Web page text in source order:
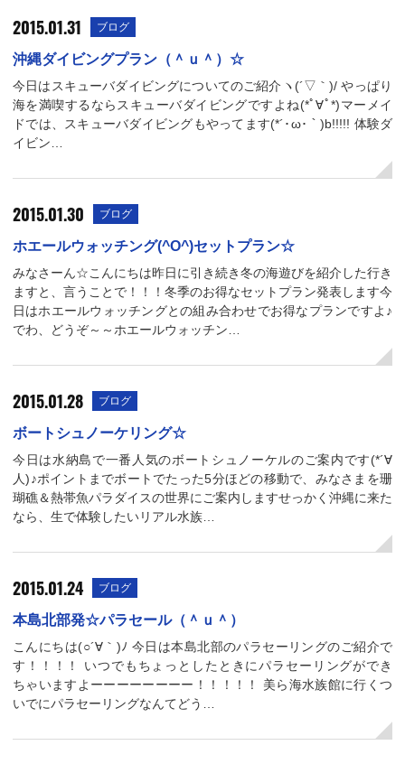
2015.01.31 ブログ
沖縄ダイビングプラン（＾ｕ＾）☆
今日はスキューバダイビングについてのご紹介ヽ(´▽｀)/ やっぱり
海を満喫するならスキューバダイビングですよね(*ﾟ∀ﾟ*)マーメイ
ドでは、スキューバダイビングもやってます(*´･ω･｀)b!!!!! 体験ダ
イビン…
2015.01.30 ブログ
ホエールウォッチング(^O^)セットプラン☆
みなさーん☆こんにちは昨日に引き続き冬の海遊びを紹介した行き
ますと、言うことで！！！冬季のお得なセットプラン発表します今
日はホエールウォッチングとの組み合わせでお得なプランですよ♪
でわ、どうぞ～～ホエールウォッチン…
2015.01.28 ブログ
ボートシュノーケリング☆
今日は水納島で一番人気のボートシュノーケルのご案内です(*´∀
人)♪ポイントまでボートでたった5分ほどの移動で、みなさまを珊
瑚礁＆熱帯魚パラダイスの世界にご案内しますせっかく沖縄に来た
なら、生で体験したいリアル水族…
2015.01.24 ブログ
本島北部発☆パラセール（＾ｕ＾）
こんにちは(○´∀｀)ﾉ 今日は本島北部のパラセーリングのご紹介で
す！！！！ いつでもちょっとしたときにパラセーリングができ
ちゃいますよーーーーーーーー！！！！！ 美ら海水族館に行くつ
いでにパラセーリングなんてどう…